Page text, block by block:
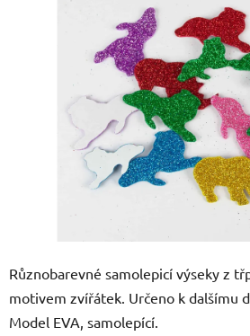
Různobarevné samolepicí výseky z
motivem zvířátek. Určeno k dalšímu
Model EVA, samolepící.